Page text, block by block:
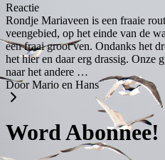
Reactie
Rondje Mariaveen is een fraaie
veengebied, op het einde van de
een fraai groot ven. Ondanks het
het hier en daar erg drassig. Onze
naar het andere …
Door Mario en Hans
Word Abonnee!